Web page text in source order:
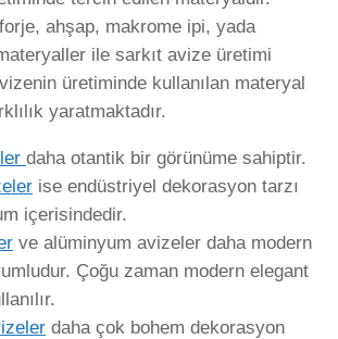
ahşap, makrome ipi, yada
ile sarkıt avize üretimi
üretiminde kullanılan materyal
yaratmaktadır.
daha otantik bir görünüme sahiptir.
ise endüstriyel dekorasyon tarzı
içerisindedir.
ve alüminyum avizeler daha modern
Çoğu zaman modern elegant
daha çok bohem dekorasyon